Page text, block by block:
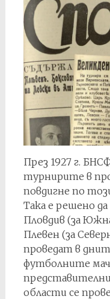
През 1927 г.
турнирите в
повдигне по
Така е решено
Пловдив (за
Плевен (за
проведат в
футболните
области се